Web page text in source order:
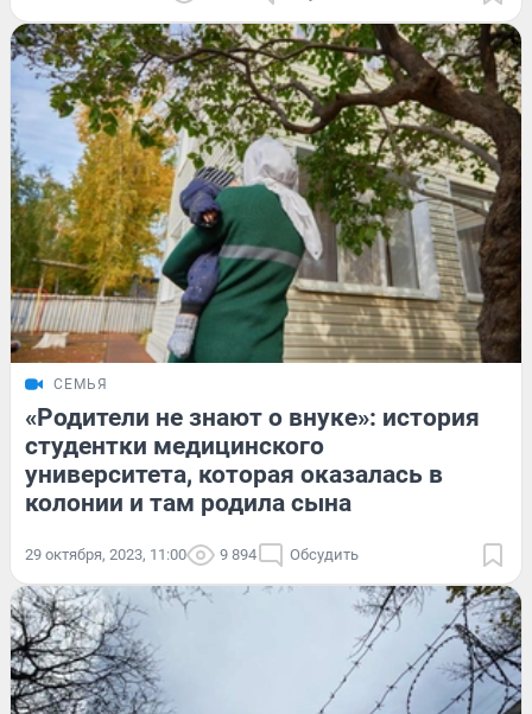
СЕМЬЯ
«Родители не знают о внуке»: история
студентки медицинского
университета, которая оказалась в
колонии и там родила сына
29 октября, 2023, 11:00 9 894 Обсудить